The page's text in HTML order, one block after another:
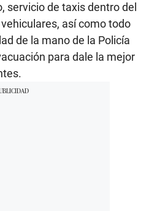
servicio de taxis dentro del
así como todo
de la mano de la Policía
para dale la mejor